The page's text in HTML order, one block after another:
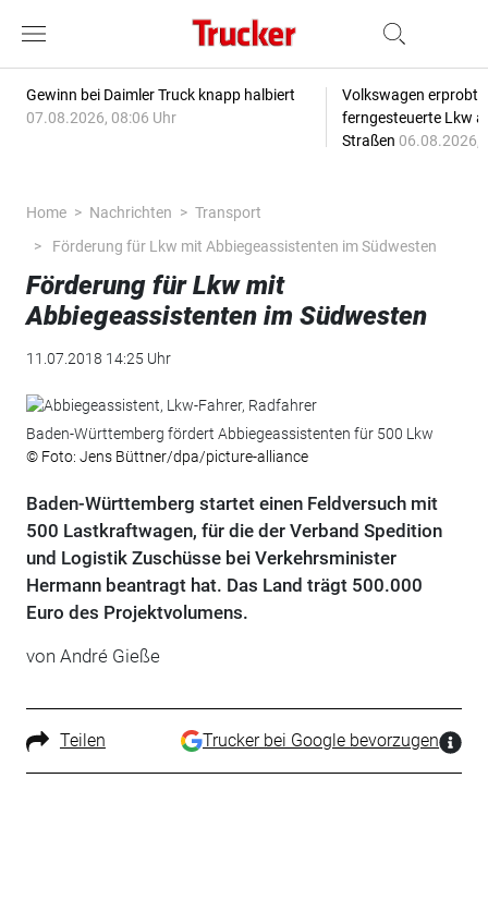
Gewinn bei Daimler Truck knapp halbiert
07.08.2026, 08:06 Uhr
Volkswagen erprobt
ferngesteuerte Lkw
Straßen 06.08.2026,
Home Nachrichten
Transport
Förderung für Lkw mit Abbiegeassistenten im Südwesten
Förderung für Lkw mit
Abbiegeassistenten im Südwesten
11.07.2018 14:25 Uhr
Baden-Württemberg fördert Abbiegeassistenten für 500 Lkw
© Foto: Jens Büttner/dpa/picture-alliance
Baden-Württemberg startet einen Feldversuch mit
500 Lastkraftwagen, für die der Verband Spedition
und Logistik Zuschüsse bei Verkehrsminister
Hermann beantragt hat. Das Land trägt 500.000
Euro des Projektvolumens.
von André Gieße
Teilen Trucker bei Google bevorzugen